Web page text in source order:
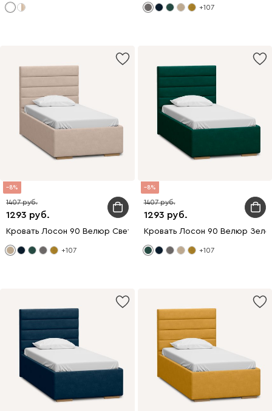
+107
8
1293
1407
Кровать Лосон 90 Велюр Светло-бежевый
+107
8
1293
1407
Кровать Лосон 90 Велюр
+107